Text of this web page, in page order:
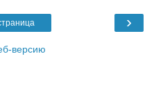
›
версию